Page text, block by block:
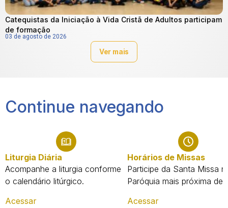
Catequistas da Iniciação à Vida Cristã de Adultos participam
de formação
03 de agosto de 2026
Ver mais
Continue navegando
Liturgia Diária
Acompanhe a liturgia conforme
o calendário litúrgico.
Acessar
Horários de Missas
Participe da Santa Missa
Paróquia mais próxima de
Acessar